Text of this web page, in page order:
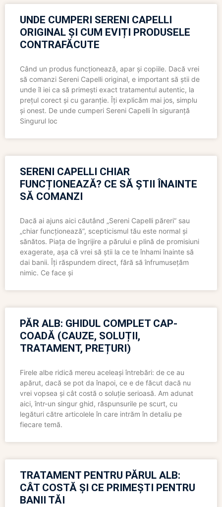
UNDE CUMPERI SERENI CAPELLI
ORIGINAL ȘI CUM EVIȚI PRODUSELE
CONTRAFĂCUTE
Când un produs funcționează, apar și copiile. Dacă vrei
să comanzi Sereni Capelli original, e important să știi de
unde îl iei ca să primești exact tratamentul autentic, la
prețul corect și cu garanție. Îți explicăm mai jos, simplu
și onest. De unde cumperi Sereni Capelli în siguranță
Singurul loc
SERENI CAPELLI CHIAR
FUNCȚIONEAZĂ? CE SĂ ȘTII ÎNAINTE
SĂ COMANZI
Dacă ai ajuns aici căutând „Sereni Capelli păreri” sau
„chiar funcționează”, scepticismul tău este normal și
sănătos. Piața de îngrijire a părului e plină de promisiuni
exagerate, așa că vrei să știi la ce te înhami înainte să
dai banii. Îți răspundem direct, fără să înfrumusețăm
nimic. Ce face și
PĂR ALB: GHIDUL COMPLET CAP-
COADĂ (CAUZE, SOLUȚII,
TRATAMENT, PREȚURI)
Firele albe ridică mereu aceleași întrebări: de ce au
apărut, dacă se pot da înapoi, ce e de făcut dacă nu
vrei vopsea și cât costă o soluție serioasă. Am adunat
aici, într-un singur ghid, răspunsurile pe scurt, cu
legături către articolele în care intrăm în detaliu pe
fiecare temă.
TRATAMENT PENTRU PĂRUL ALB:
CÂT COSTĂ ȘI CE PRIMEȘTI PENTRU
BANII TĂI